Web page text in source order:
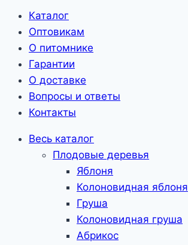
Каталог
Оптовикам
О питомнике
Гарантии
О доставке
Вопросы и ответы
Контакты
Весь каталог
Плодовые деревья
Яблоня
Колоновидная яблоня
Груша
Колоновидная груша
Абрикос